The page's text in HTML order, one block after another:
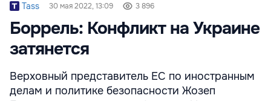
Tass 30 мая 2022, 13:09 3 896
Боррель: Конфликт на Украине
затянется
Верховный представитель ЕС по иностранным
делам и политике безопасности Жозеп